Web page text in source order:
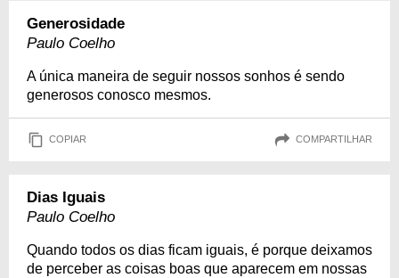
Generosidade
Paulo Coelho
A única maneira de seguir nossos sonhos é sendo
generosos conosco mesmos.
COPIAR COMPARTILHAR
Dias Iguais
Paulo Coelho
Quando todos os dias ficam iguais, é porque deixamos
de perceber as coisas boas que aparecem em nossas